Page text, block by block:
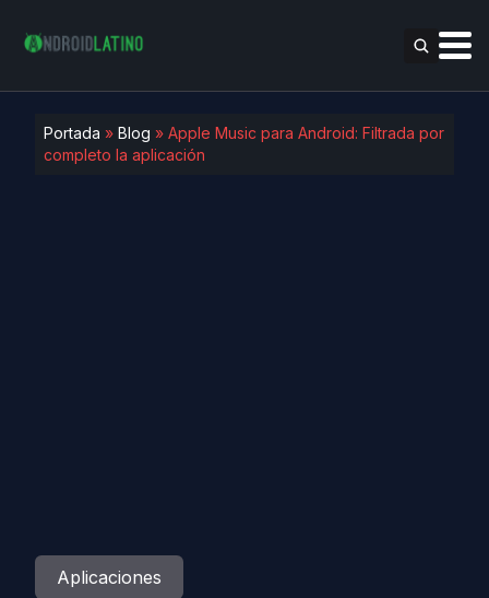
Portada » Blog » Apple Music para Android: Filtrada por
completo la aplicación
Aplicaciones